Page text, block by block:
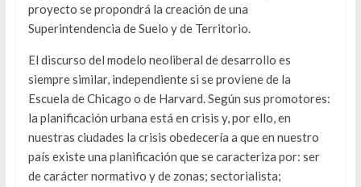
proyecto se propondrá la creación de una
Superintendencia de Suelo y de Territorio.
El discurso del modelo neoliberal de desarrollo es
siempre similar, independiente si se proviene de la
Escuela de Chicago o de Harvard. Según sus promotores:
la planificación urbana está en crisis y, por ello, en
nuestras ciudades la crisis obedecería a que en nuestro
país existe una planificación que se caracteriza por: ser
de carácter normativo y de zonas; sectorialista;